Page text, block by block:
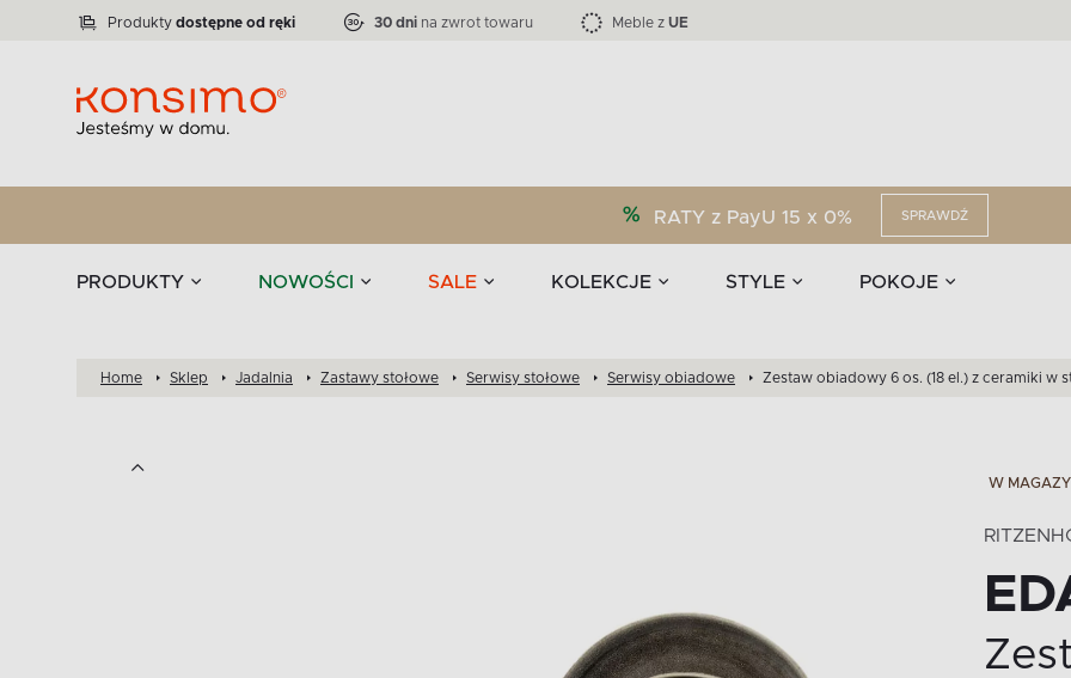
Produkty dostępne od ręki 30 dni na zwrot towaru Meble z UE
RATY z PayU 15 x 0% SPRAWDŹ
PRODUKTY NOWOŚCI SALE KOLEKCJE STYLE POKOJE
Zastawy stołowe i akcesoria
Kolekcja narożników RATLO -39 % Kolekcja mebli LOFTY -45 %
VICTO Liczba produktów:71 EPIRI Liczba produktów:
ELEGANT Liczba produktów:864 TEENS Liczba produktów:
stołowe
Home Sklep Jadalnia Zastawy stołowe Serwisy stołowe Serwisy obiadowe Zestaw obiadowy 6 os. (18 el.) z ceramiki
W